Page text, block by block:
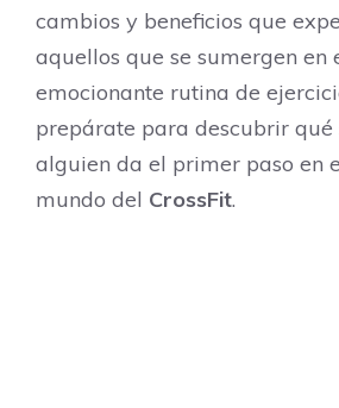
cambios y beneficios que
aquellos que se sumergen en
emocionante rutina de
prepárate para descubrir qué
alguien da el primer paso en
mundo del CrossFit.